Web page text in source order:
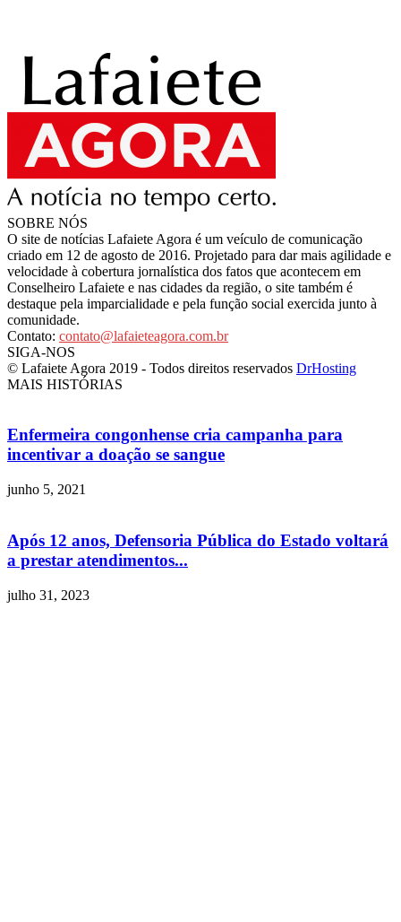
SOBRE NÓS
O site de notícias Lafaiete Agora é um veículo de comunicação
criado em 12 de agosto de 2016. Projetado para dar mais agilidade e
velocidade à cobertura jornalística dos fatos que acontecem em
Conselheiro Lafaiete e nas cidades da região, o site também é
destaque pela imparcialidade e pela função social exercida junto à
comunidade.
Contato: contato@lafaieteagora.com.br
SIGA-NOS
© Lafaiete Agora 2019 - Todos direitos reservados DrHosting
MAIS HISTÓRIAS
Enfermeira congonhense cria campanha para
incentivar a doação se sangue
junho 5, 2021
Após 12 anos, Defensoria Pública do Estado voltará
a prestar atendimentos...
julho 31, 2023